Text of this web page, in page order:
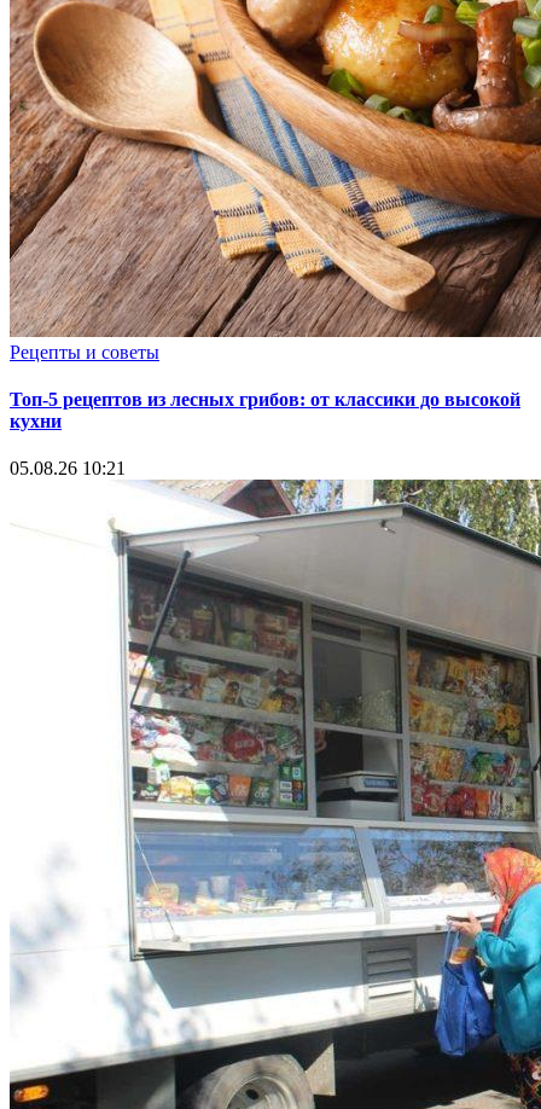
Рецепты и советы
Топ-5 рецептов из лесных грибов: от классики до высокой
кухни
05.08.26 10:21